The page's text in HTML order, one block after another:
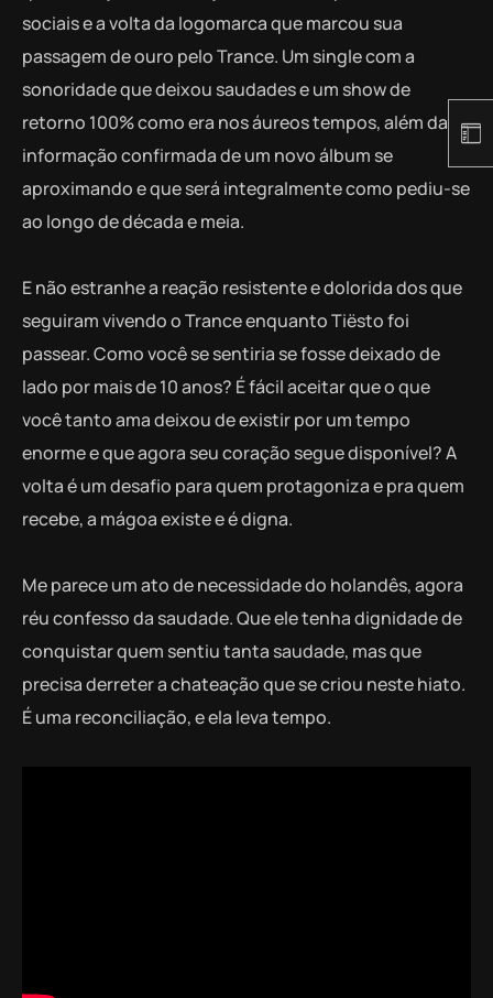
sociais e a volta da logomarca que marcou sua
passagem de ouro pelo Trance. Um single com a
sonoridade que deixou saudades e um show de
retorno 100% como era nos áureos tempos, além da
informação confirmada de um novo álbum se
aproximando e que será integralmente como pediu-se
ao longo de década e meia.
E não estranhe a reação resistente e dolorida dos que
seguiram vivendo o Trance enquanto Tiësto foi
passear. Como você se sentiria se fosse deixado de
lado por mais de 10 anos? É fácil aceitar que o que
você tanto ama deixou de existir por um tempo
enorme e que agora seu coração segue disponível? A
volta é um desafio para quem protagoniza e pra quem
recebe, a mágoa existe e é digna.
Me parece um ato de necessidade do holandês, agora
réu confesso da saudade. Que ele tenha dignidade de
conquistar quem sentiu tanta saudade, mas que
precisa derreter a chateação que se criou neste hiato.
É uma reconciliação, e ela leva tempo.